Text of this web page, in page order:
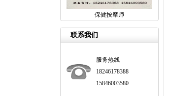
保健按摩师
联系我们
服务热线
18246178388
15846003580